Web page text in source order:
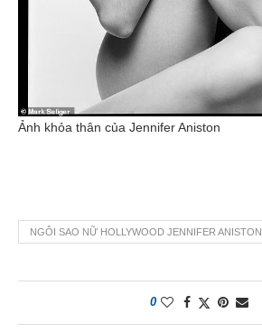
Ảnh khỏa thân của Jennifer Aniston
NGÔI SAO NỮ HOLLYWOOD JENNIFER ANISTON
0